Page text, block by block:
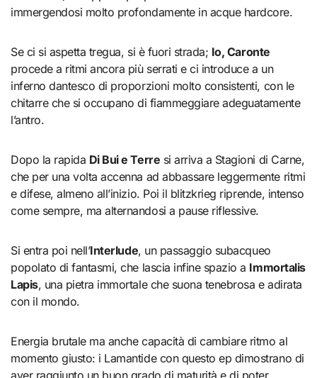
immergendosi molto profondamente in acque hardcore.
Se ci si aspetta tregua, si è fuori strada; Io, Caronte
procede a ritmi ancora più serrati e ci introduce a un
inferno dantesco di proporzioni molto consistenti, con le
chitarre che si occupano di fiammeggiare adeguatamente
l’antro.
Dopo la rapida Di Bui e Terre si arriva a Stagioni di Carne,
che per una volta accenna ad abbassare leggermente ritmi
e difese, almeno all’inizio. Poi il blitzkrieg riprende, intenso
come sempre, ma alternandosi a pause riflessive.
Si entra poi nell’Interlude, un passaggio subacqueo
popolato di fantasmi, che lascia infine spazio a Immortalis
Lapis, una pietra immortale che suona tenebrosa e adirata
con il mondo.
Energia brutale ma anche capacità di cambiare ritmo al
momento giusto: i Lamantide con questo ep dimostrano di
aver raggiunto un buon grado di maturità e di poter